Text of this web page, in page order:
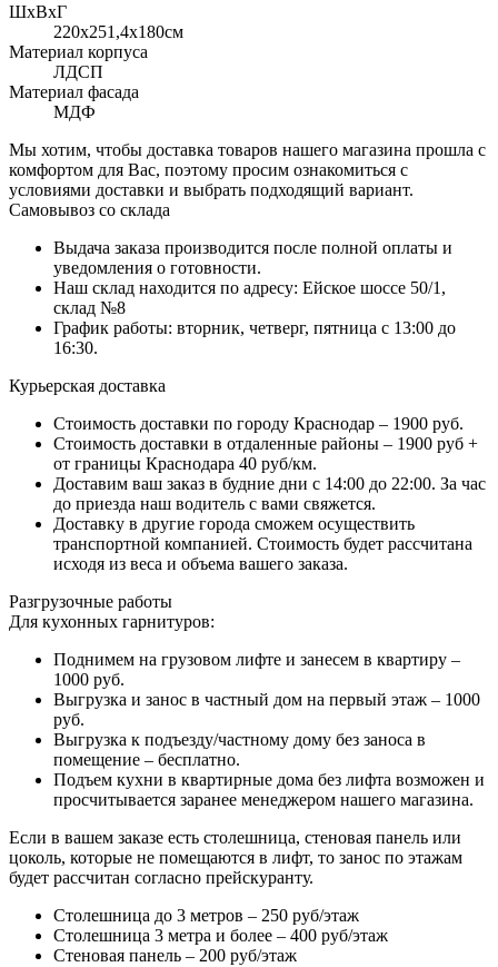
ШхВхГ
220x251,4х180см
Материал корпуса
ЛДСП
Материал фасада
МДФ
Мы хотим, чтобы доставка товаров нашего магазина прошла с
комфортом для Вас, поэтому просим ознакомиться с
условиями доставки и выбрать подходящий вариант.
Самовывоз со склада
Выдача заказа производится после полной оплаты и
уведомления о готовности.
Наш склад находится по адресу: Ейское шоссе 50/1,
склад №8
График работы: вторник, четверг, пятница с 13:00 до
16:30.
Курьерская доставка
Стоимость доставки по городу Краснодар – 1900 руб.
Стоимость доставки в отдаленные районы – 1900 руб +
от границы Краснодара 40 руб/км.
Доставим ваш заказ в будние дни с 14:00 до 22:00. За час
до приезда наш водитель с вами свяжется.
Доставку в другие города сможем осуществить
транспортной компанией. Стоимость будет рассчитана
исходя из веса и объема вашего заказа.
Разгрузочные работы
Для кухонных гарнитуров:
Поднимем на грузовом лифте и занесем в квартиру –
1000 руб.
Выгрузка и занос в частный дом на первый этаж – 1000
руб.
Выгрузка к подъезду/частному дому без заноса в
помещение – бесплатно.
Подъем кухни в квартирные дома без лифта возможен и
просчитывается заранее менеджером нашего магазина.
Если в вашем заказе есть столешница, стеновая панель или
цоколь, которые не помещаются в лифт, то занос по этажам
будет рассчитан согласно прейскуранту.
Столешница до 3 метров – 250 руб/этаж
Столешница 3 метра и более – 400 руб/этаж
Стеновая панель – 200 руб/этаж